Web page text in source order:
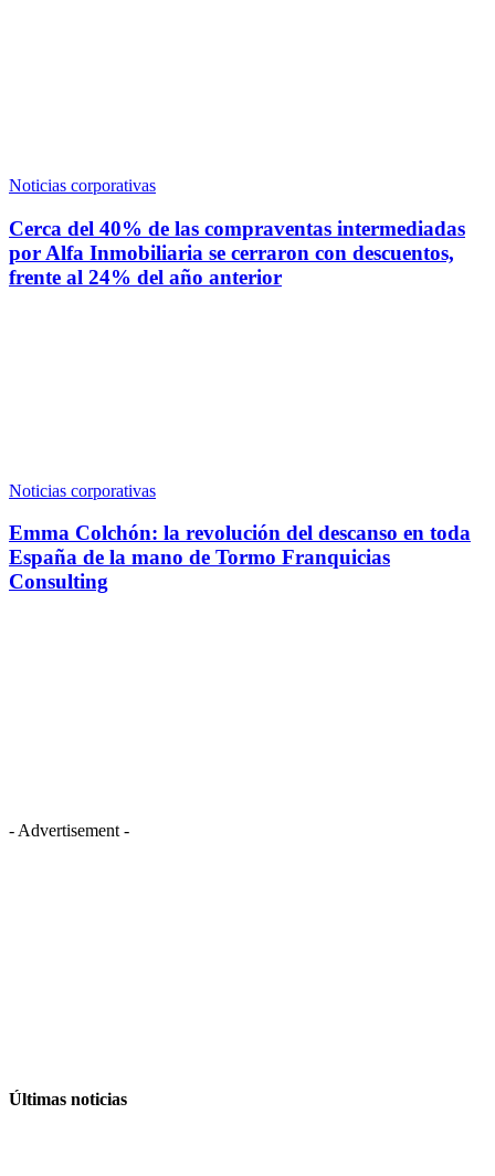
Noticias corporativas
Cerca del 40% de las compraventas intermediadas
por Alfa Inmobiliaria se cerraron con descuentos,
frente al 24% del año anterior
Noticias corporativas
Emma Colchón: la revolución del descanso en toda
España de la mano de Tormo Franquicias
Consulting
- Advertisement -
Últimas noticias